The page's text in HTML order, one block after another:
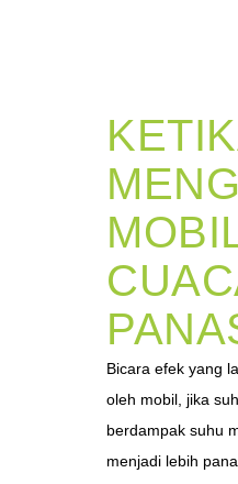
Bicara efek yang
oleh mobil, jika
berdampak suhu
menjadi lebih